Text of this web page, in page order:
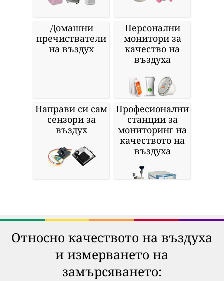
Домашни
пречистватели
на въздух
Персонални
монитори за
качество на
въздуха
Направи си сам
сензори за
въздух
Професионални
станции за
мониторинг на
качеството на
въздуха
Относно качеството на въздуха
и измерването на
замърсяването: